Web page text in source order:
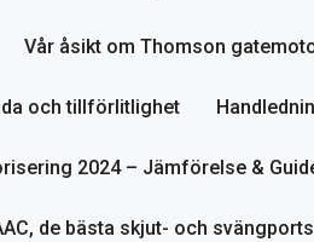
Vår åsikt om Thomson
och tillförlitlighet
2024 – Jämförelse &
de bästa skjut- och